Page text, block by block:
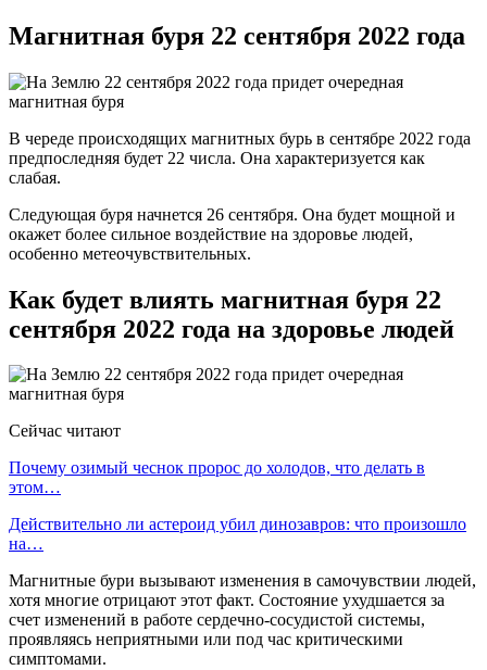
Магнитная буря 22 сентября 2022 года
В череде происходящих магнитных бурь в сентябре 2022 года
предпоследняя будет 22 числа. Она характеризуется как
слабая.
Следующая буря начнется 26 сентября. Она будет мощной и
окажет более сильное воздействие на здоровье людей,
особенно метеочувствительных.
Как будет влиять магнитная буря 22
сентября 2022 года на здоровье людей
Сейчас читают
Почему озимый чеснок пророс до холодов, что делать в
этом…
Действительно ли астероид убил динозавров: что произошло
на…
Магнитные бури вызывают изменения в самочувствии людей,
хотя многие отрицают этот факт. Состояние ухудшается за
счет изменений в работе сердечно-сосудистой системы,
проявляясь неприятными или под час критическими
симптомами.